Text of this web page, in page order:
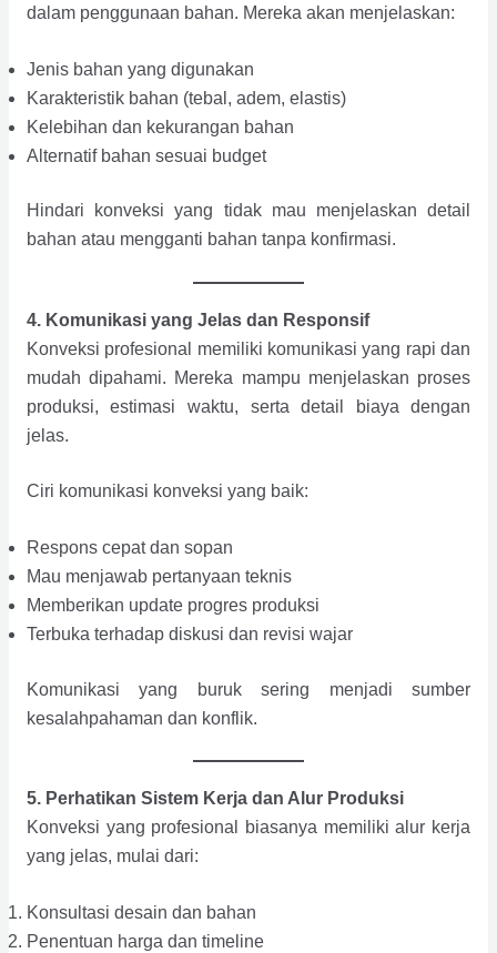
dalam penggunaan bahan. Mereka akan menjelaskan:
Jenis bahan yang digunakan
Karakteristik bahan (tebal, adem, elastis)
Kelebihan dan kekurangan bahan
Alternatif bahan sesuai budget
Hindari konveksi yang tidak mau menjelaskan detail
bahan atau mengganti bahan tanpa konfirmasi.
4. Komunikasi yang Jelas dan Responsif
Konveksi profesional memiliki komunikasi yang rapi dan
mudah dipahami. Mereka mampu menjelaskan proses
produksi, estimasi waktu, serta detail biaya dengan
jelas.
Ciri komunikasi konveksi yang baik:
Respons cepat dan sopan
Mau menjawab pertanyaan teknis
Memberikan update progres produksi
Terbuka terhadap diskusi dan revisi wajar
Komunikasi yang buruk sering menjadi sumber
kesalahpahaman dan konflik.
5. Perhatikan Sistem Kerja dan Alur Produksi
Konveksi yang profesional biasanya memiliki alur kerja
yang jelas, mulai dari:
Konsultasi desain dan bahan
Penentuan harga dan timeline